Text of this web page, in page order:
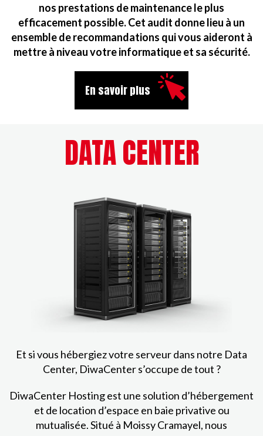
nos prestations de maintenance le plus
efficacement possible. Cet audit donne lieu à un
ensemble de recommandations qui vous aideront à
mettre à niveau votre informatique et sa sécurité.
En savoir plus
DATA CENTER
Et si vous hébergiez votre serveur dans notre Data
Center, DiwaCenter s’occupe de tout ?
DiwaCenter Hosting est une solution d’hébergement
et de location d’espace en baie privative ou
mutualisée. Situé à Moissy Cramayel, nous